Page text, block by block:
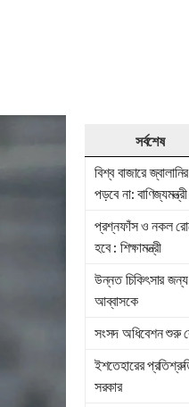
সর্বশেষ
বিশ্ব বাজারে
পড়বে না: বাণিজ্যমন্ত্রী
প্রশ্নফাঁস ও নকল
হবে : শিক্ষামন্ত্রী
উন্নত চিকিৎসার জন্য
আব্বাসকে
সংসদ অধিবেশন শুরু
ইশতেহারের
সরকার